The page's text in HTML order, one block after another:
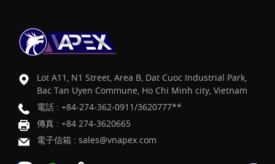
Lot A11, N1 Street, Area B, Dat Cuoc Industrial Park,
Bac Tan Uyen Commune, Ho Chi Minh city, Vietnam
電話 : +84-274-362-0911/3620777**
傳真 : +84 274-3620665
電子信箱 : sales@vnapex.com